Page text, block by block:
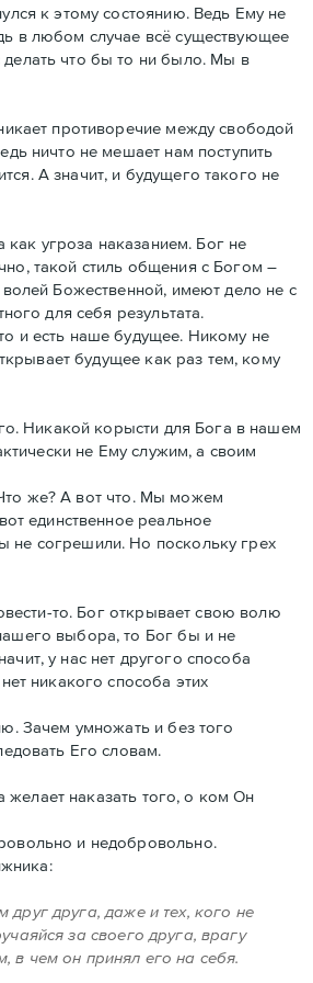
к этому состоянию. Ведь Ему не
в любом случае всё существующее
делать что бы то ни было. Мы в
противоречие между свободой
ничто не мешает нам поступить
А значит, и будущего такого не
угроза наказанием. Бог не
такой стиль общения с Богом –
Божественной, имеют дело не с
для себя результата.
и есть наше будущее. Никому не
будущее как раз тем, кому
Никакой корысти для Бога в нашем
не Ему служим, а своим
же? А вот что. Мы можем
единственное реальное
не согрешили. Но поскольку грех
то. Бог открывает свою волю
выбора, то Бог бы и не
у нас нет другого способа
никакого способа этих
Зачем умножать и без того
Его словам.
желает наказать того, о ком Он
и недобровольно.
друга, даже и тех, кого не
за своего друга, врагу
в чем он принял его на себя.